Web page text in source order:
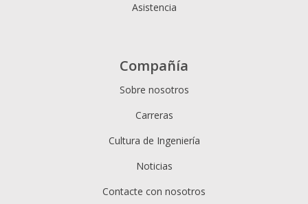
Asistencia
Compañía
Sobre nosotros
Carreras
Cultura de Ingeniería
Noticias
Contacte con nosotros